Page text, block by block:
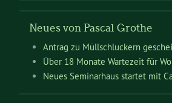
Neues von Pascal Grothe
Antrag zu Müllschluckern
Über 18 Monate Wartezeit für
Neues Seminarhaus startet mit